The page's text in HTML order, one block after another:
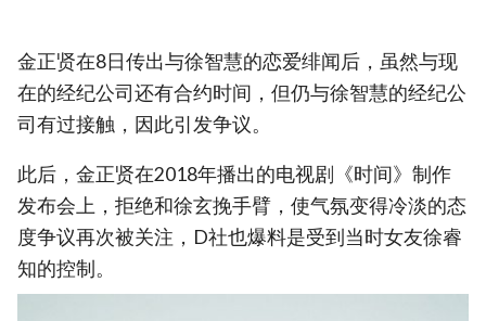
金正贤在8日传出与徐智慧的恋爱绯闻后，虽然与现
在的经纪公司还有合约时间，但仍与徐智慧的经纪公
司有过接触，因此引发争议。
此后，金正贤在2018年播出的电视剧《时间》制作
发布会上，拒绝和徐玄挽手臂，使气氛变得冷淡的态
度争议再次被关注，D社也爆料是受到当时女友徐睿
知的控制。